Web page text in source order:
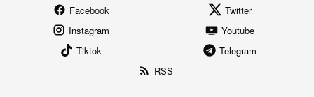
Facebook
Twitter
Instagram
Youtube
Tiktok
Telegram
RSS